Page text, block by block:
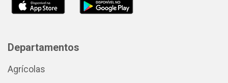
Departamentos
Agrícolas